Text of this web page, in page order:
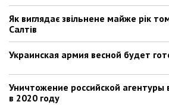
Як виглядає звільнене майже рік
Салтів
Украинская армия весной будет
Уничтожение российской агентуры
в 2020 году